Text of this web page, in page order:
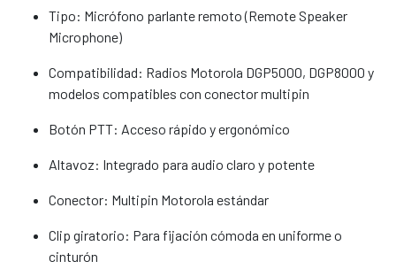
Tipo: Micrófono parlante remoto (Remote Speaker
Microphone)
Compatibilidad: Radios Motorola DGP5000, DGP8000 y
modelos compatibles con conector multipin
Botón PTT: Acceso rápido y ergonómico
Altavoz: Integrado para audio claro y potente
Conector: Multipin Motorola estándar
Clip giratorio: Para fijación cómoda en uniforme o
cinturón